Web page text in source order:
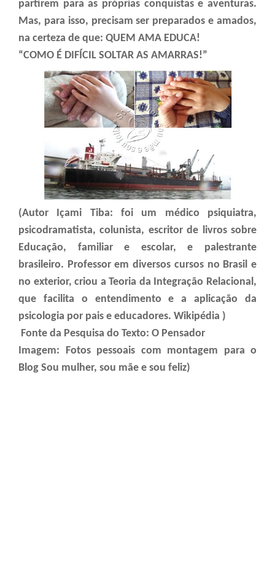
partirem para as próprias conquistas e aventuras.
Mas, para isso, precisam ser preparados e amados,
na certeza de que: QUEM AMA EDUCA!
“COMO É DIFÍCIL SOLTAR AS AMARRAS!”
(Autor Içami Tiba: foi um médico psiquiatra,
psicodramatista, colunista, escritor de livros sobre
Educação, familiar e escolar, e palestrante
brasileiro. Professor em diversos cursos no Brasil e
no exterior, criou a Teoria da Integração Relacional,
que facilita o entendimento e a aplicação da
psicologia por pais e educadores. Wikipédia )
Fonte da Pesquisa do Texto: O Pensador
Imagem: Fotos pessoais com montagem para o
Blog Sou mulher, sou mãe e sou feliz)